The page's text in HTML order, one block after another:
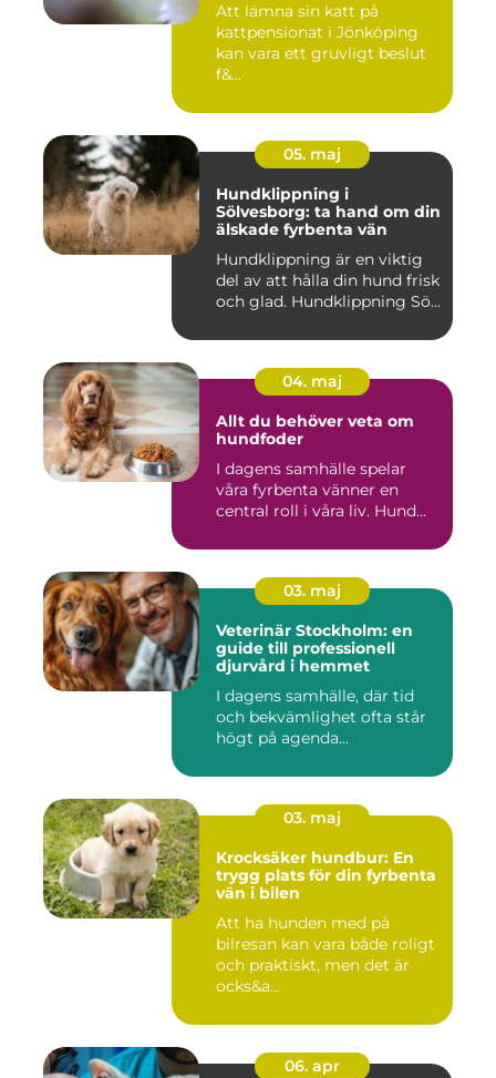
Att lämna sin katt på
kattpensionat i Jönköping
kan vara ett gruvligt beslut
f&...
05. maj
Hundklippning i
Sölvesborg: ta hand om din
älskade fyrbenta vän
Hundklippning är en viktig
del av att hålla din hund frisk
och glad. Hundklippning Sö...
04. maj
Allt du behöver veta om
hundfoder
I dagens samhälle spelar
våra fyrbenta vänner en
central roll i våra liv. Hund...
03. maj
Veterinär Stockholm: en
guide till professionell
djurvård i hemmet
I dagens samhälle, där tid
och bekvämlighet ofta står
högt på agenda...
03. maj
Krocksäker hundbur: En
trygg plats för din fyrbenta
vän i bilen
Att ha hunden med på
bilresan kan vara både roligt
och praktiskt, men det är
ocks&a...
06. apr